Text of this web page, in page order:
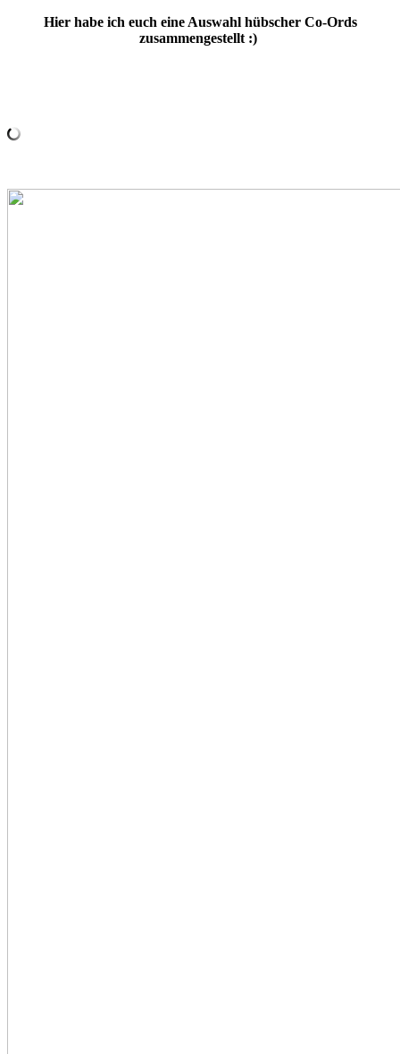
Hier habe ich euch eine Auswahl hübscher Co-Ords
zusammengestellt :)